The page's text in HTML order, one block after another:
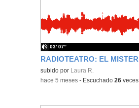
subido por Laura R.
03′ 07″
-hace 5 meses - Escuchado26 veces